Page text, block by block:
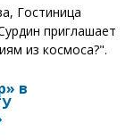
Гостиница
приглашает
из космоса?".
в